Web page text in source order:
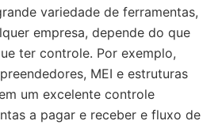
variedade de ferramentas,
empresa, depende do que
ter controle. Por exemplo,
MEI e estruturas
um excelente controle
a pagar e receber e fluxo de